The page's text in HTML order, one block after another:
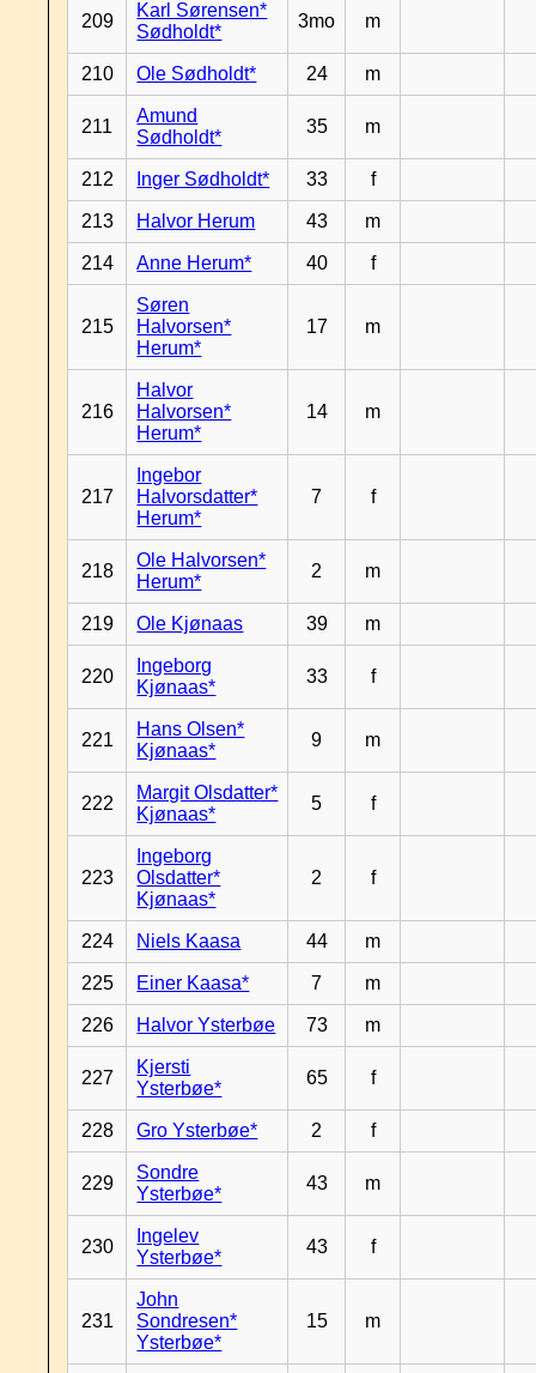
209
Karl Sørensen*
Sødholdt*
3mo m
210 Ole Sødholdt* 24 m
211
Amund
Sødholdt*
35 m
212 Inger Sødholdt* 33 f
213 Halvor Herum 43 m
214 Anne Herum* 40 f
215
Søren
Halvorsen*
Herum*
17 m
216
Halvor
Halvorsen*
Herum*
14 m
217
Ingebor
Halvorsdatter*
Herum*
7 f
218
Ole Halvorsen*
Herum*
2 m
219 Ole Kjønaas 39 m
220
Ingeborg
Kjønaas*
33 f
221
Hans Olsen*
Kjønaas*
9 m
222
Margit Olsdatter*
Kjønaas*
5 f
223
Ingeborg
Olsdatter*
Kjønaas*
2 f
224 Niels Kaasa 44 m
225 Einer Kaasa* 7 m
226 Halvor Ysterbøe 73 m
227
Kjersti
Ysterbøe*
65 f
228 Gro Ysterbøe* 2 f
229
Sondre
Ysterbøe*
43 m
230
Ingelev
Ysterbøe*
43 f
231
John
Sondresen*
Ysterbøe*
15 m